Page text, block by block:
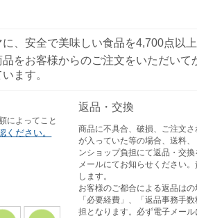
、安全で美味しい食品を4,700点以
をお客様からのご注文をいただい
ます。
によってこと
ください。
返品・交換
商品に不具合、破損、ご注文
が入っていた等の場合、送料
ンショップ負担にて返品・交
メールにてお知らせください
します。
お客様のご都合による返品はの
「必要経費」、「返品事務手
担となります。必ず電子メール